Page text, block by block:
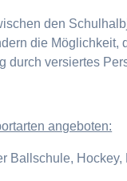
den
die
durch versiertes
angeboten:
Ballschule,